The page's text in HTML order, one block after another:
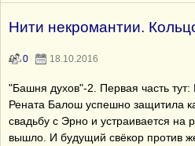
Нити некромантии.
0 18.10.2016
"Башня духов"-2. Первая часть тут:
Рената Балош успешно защитила
свадьбу с Эрно и устраивается на
вышло. И будущий свёкор против